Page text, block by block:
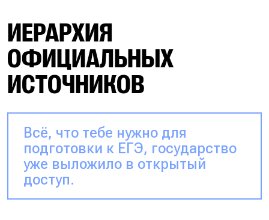
ИЕРАРХИЯ
ОФИЦИАЛЬНЫХ
ИСТОЧНИКОВ
Всё, что тебе нужно для
подготовки к ЕГЭ, государство
уже выложило в открытый
доступ.